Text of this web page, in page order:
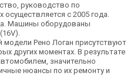
руководство по
с 2005 года.
Машины оборудованы
Рено Логан присутствуют
других моментах. В результате
значительно
нюансы по их ремонту и